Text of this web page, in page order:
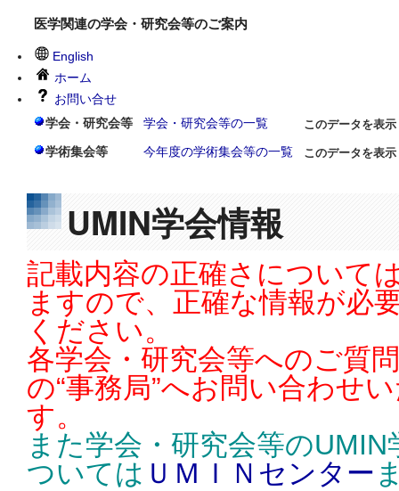
医学関連の学会・研究会等のご案内
English
ホーム
お問い合せ
学会・研究会等
学会・研究会等の一覧 このデータを表示
学術集会等 今年度の学術集会等の一覧 このデータを表示
UMIN学会情報
記載内容の正確さについて
ますので、正確な情報が必
ください。
各学会・研究会等へのご質
の“事務局”へお問い合わせ
す。
また学会・研究会等の
ついては ＵＭＩＮセンター